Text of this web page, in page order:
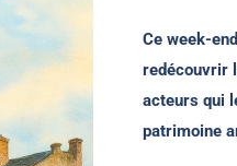
Ce week-
redécouvrir
acteurs qui
patrimoine